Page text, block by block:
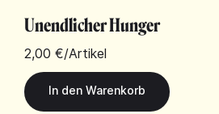
Unendlicher Hunger
2,00 €/Artikel